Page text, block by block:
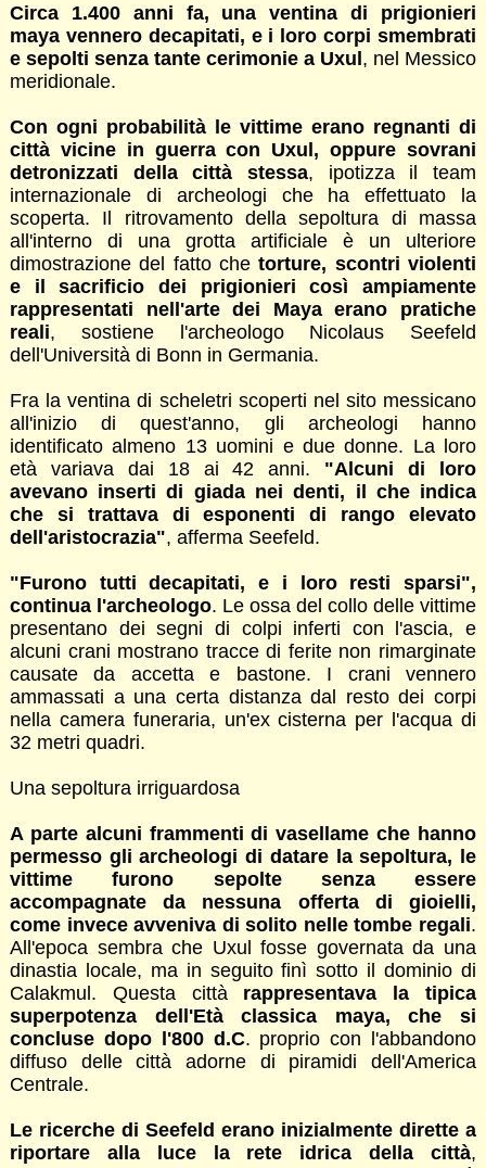
Circa 1.400 anni fa, una ventina di prigionieri
maya vennero decapitati, e i loro corpi smembrati
e sepolti senza tante cerimonie a Uxul, nel Messico
meridionale.
Con ogni probabilità le vittime erano regnanti di
città vicine in guerra con Uxul, oppure sovrani
detronizzati della città stessa, ipotizza il team
internazionale di archeologi che ha effettuato la
scoperta. Il ritrovamento della sepoltura di massa
all'interno di una grotta artificiale è un ulteriore
dimostrazione del fatto chetorture, scontri violenti
e il sacrificio dei prigionieri così ampiamente
rappresentati nell'arte dei Maya erano pratiche
reali, sostiene l'archeologo Nicolaus Seefeld
dell'Università di Bonn in Germania.
Fra la ventina di scheletri scoperti nel sito messicano
all'inizio di quest'anno, gli archeologi hanno
identificato almeno 13 uomini e due donne. La loro
età variava dai 18 ai 42 anni. "Alcuni di loro
avevano inserti di giada nei denti, il che indica
che si trattava di esponenti di rango elevato
dell'aristocrazia", afferma Seefeld.
"Furono tutti decapitati, e i loro resti sparsi",
continua l'archeologo. Le ossa del collo delle vittime
presentano dei segni di colpi inferti con l'ascia, e
alcuni crani mostrano tracce di ferite non rimarginate
causate da accetta e bastone. I crani vennero
ammassati a una certa distanza dal resto dei corpi
nella camera funeraria, un'ex cisterna per l'acqua di
32 metri quadri.
Una sepoltura irriguardosa
A parte alcuni frammenti di vasellame che hanno
permesso gli archeologi di datare la sepoltura, le
vittime furono sepolte senza essere
accompagnate da nessuna offerta di gioielli,
come invece avveniva di solito nelle tombe regali.
All'epoca sembra che Uxul fosse governata da una
dinastia locale, ma in seguito finì sotto il dominio di
Calakmul. Questa città rappresentava la tipica
superpotenza dell'Età classica maya, che si
concluse dopo l'800 d.C. proprio con l'abbandono
diffuso delle città adorne di piramidi dell'America
Centrale.
Le ricerche di Seefeld erano inizialmente dirette a
riportare alla luce la rete idrica della città,